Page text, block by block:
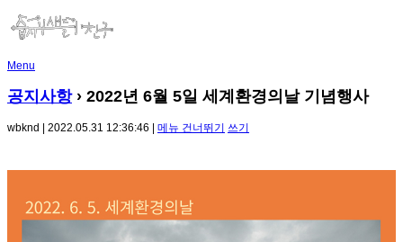
Menu
공지사항› 2022년 6월 5일 세계환경의날 기념행사
wbknd | 2022.05.31 12:36:46 | 메뉴 건너뛰기 쓰기